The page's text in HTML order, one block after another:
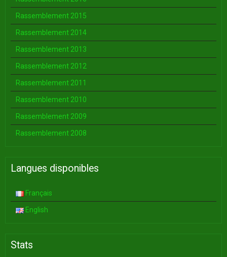
Rassemblement 2015
Rassemblement 2014
Rassemblement 2013
Rassemblement 2012
Rassemblement 2011
Rassemblement 2010
Rassemblement 2009
Rassemblement 2008
Langues disponibles
Français
English
Stats